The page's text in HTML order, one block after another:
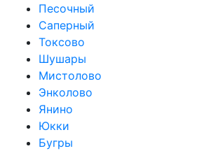
Песочный
Саперный
Токсово
Шушары
Мистолово
Энколово
Янино
Юкки
Бугры